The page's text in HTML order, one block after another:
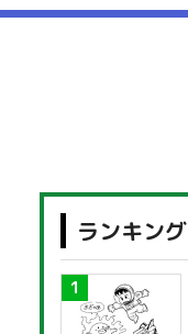
ランキング